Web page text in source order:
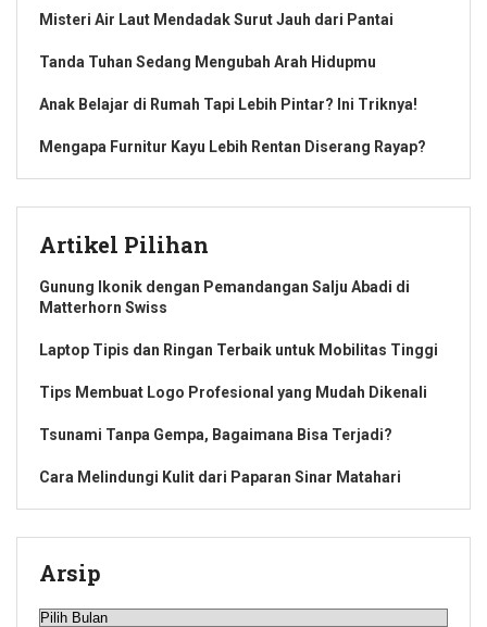
Misteri Air Laut Mendadak Surut Jauh dari Pantai
Tanda Tuhan Sedang Mengubah Arah Hidupmu
Anak Belajar di Rumah Tapi Lebih Pintar? Ini Triknya!
Mengapa Furnitur Kayu Lebih Rentan Diserang Rayap?
Artikel Pilihan
Gunung Ikonik dengan Pemandangan Salju Abadi di
Matterhorn Swiss
Laptop Tipis dan Ringan Terbaik untuk Mobilitas Tinggi
Tips Membuat Logo Profesional yang Mudah Dikenali
Tsunami Tanpa Gempa, Bagaimana Bisa Terjadi?
Cara Melindungi Kulit dari Paparan Sinar Matahari
Arsip
Arsip